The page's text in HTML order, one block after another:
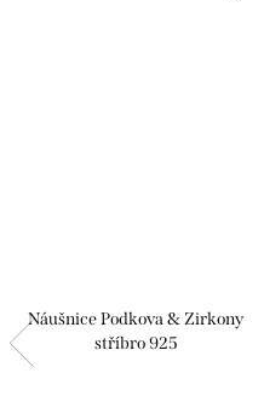
Náušnice Podkova & Zirkony
stříbro 925